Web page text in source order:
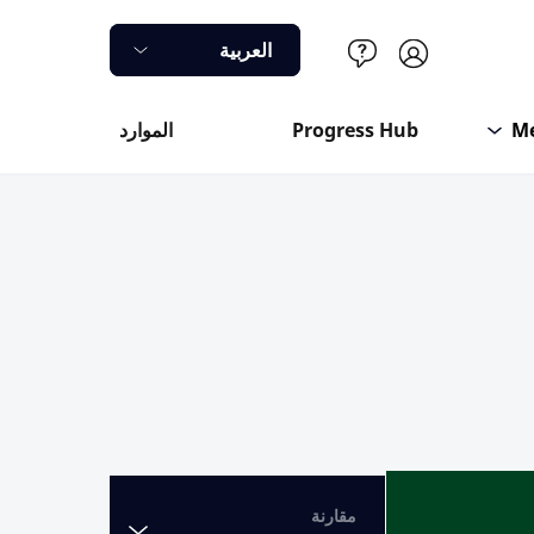
العربية
Progress Hub الموارد
مقارنة